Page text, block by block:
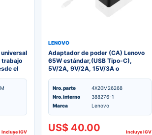
universal
trabajo
el
USB-
con
HP,
de
Incluye IGV
LENOVO
Adaptador de poder (CA) Lenovo
65W estándar,(USB Tipo-C),
5V/2A, 9V/2A, 15V/3A o
Nro. parte
4X20M26268
Nro. interno
388276-1
Marca
Lenovo
US$ 40.00 Incluye IGV